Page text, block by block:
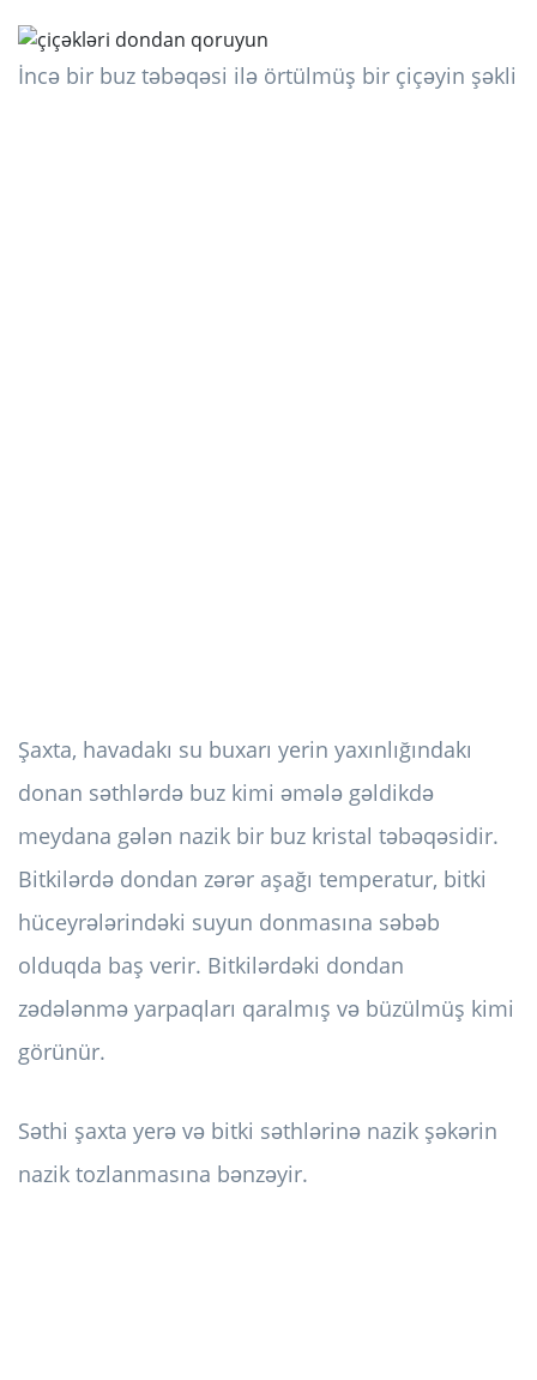
İncə bir buz təbəqəsi ilə örtülmüş bir çiçəyin şəkli
Şaxta, havadakı su buxarı yerin yaxınlığındakı
donan səthlərdə buz kimi əmələ gəldikdə
meydana gələn nazik bir buz kristal təbəqəsidir.
Bitkilərdə dondan zərər aşağı temperatur, bitki
hüceyrələrindəki suyun donmasına səbəb
olduqda baş verir. Bitkilərdəki dondan
zədələnmə yarpaqları qaralmış və büzülmüş kimi
görünür.
Səthi şaxta yerə və bitki səthlərinə nazik şəkərin
nazik tozlanmasına bənzəyir.